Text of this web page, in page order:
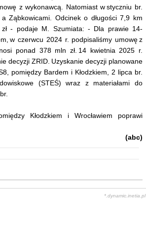
z wykonawcą. Natomiast w styczniu br.
Ząbkowicami. Odcinek o długości 7,9 km
- podaje M. Szumiata: - Dla prawie 14-
w czerwcu 2024 r. podpisaliśmy umowę z
ponad 378 mln zł. 14 kwietnia 2025 r.
decyzji ZRID. Uzyskanie decyzji planowane
pomiędzy Bardem i Kłodzkiem, 2 lipca br.
(STEŚ) wraz z materiałami do
Kłodzkiem i Wrocławiem poprawi
(abc)
*.dynamic.inetia.pl